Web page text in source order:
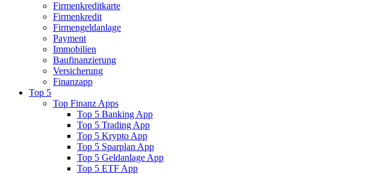
Firmenkreditkarte
Firmenkredit
Firmengeldanlage
Payment
Immobilien
Baufinanzierung
Versicherung
Finanzapp
Top 5
Top Finanz Apps
Top 5 Banking App
Top 5 Trading App
Top 5 Krypto App
Top 5 Sparplan App
Top 5 Geldanlage App
Top 5 ETF App